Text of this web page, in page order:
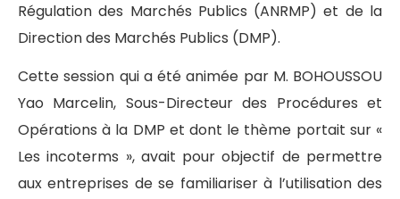
Régulation des Marchés Publics (ANRMP) et de la
Direction des Marchés Publics (DMP).
Cette session qui a été animée par M. BOHOUSSOU
Yao Marcelin, Sous-Directeur des Procédures et
Opérations à la DMP et dont le thème portait sur «
Les incoterms », avait pour objectif de permettre
aux entreprises de se familiariser à l’utilisation des